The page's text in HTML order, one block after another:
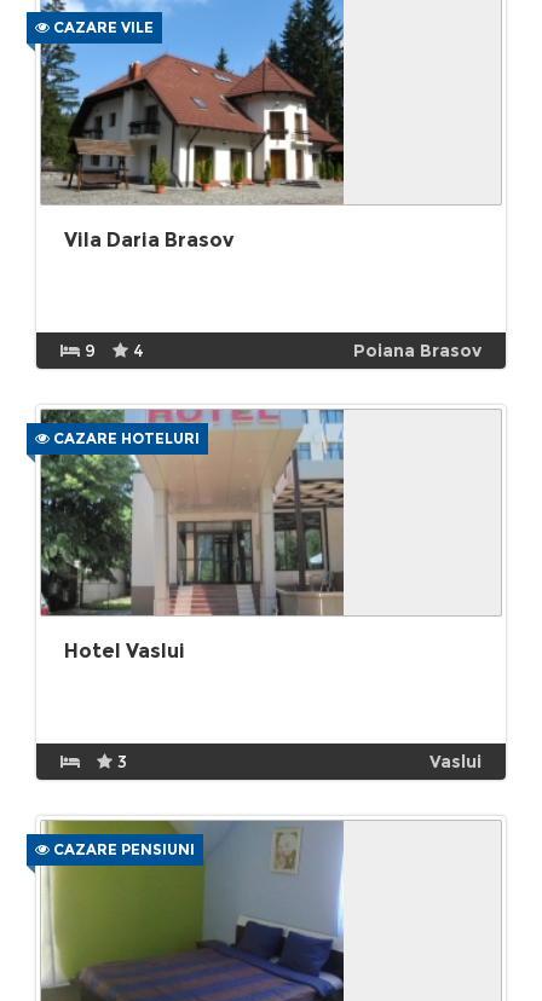
CAZARE VILE
Vila Daria Brasov
9 4 Poiana Brasov
CAZARE HOTELURI
Hotel Vaslui
3 Vaslui
CAZARE PENSIUNI